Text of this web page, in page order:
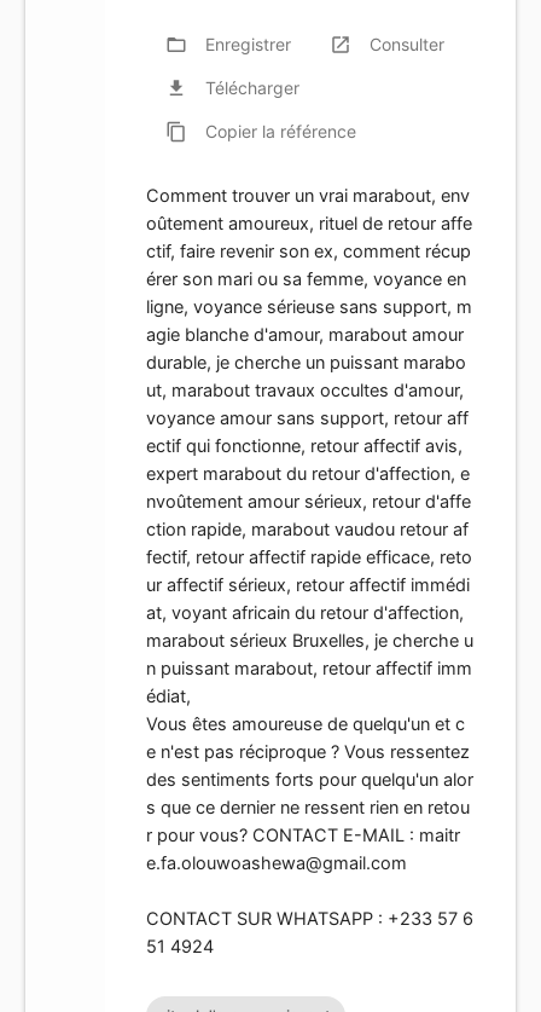
folder_open Enregistrer launch Consulter
file_download Télécharger
content_copy Copier la référence
Comment trouver un vrai marabout, env
oûtement amoureux, rituel de retour affe
ctif, faire revenir son ex, comment récup
érer son mari ou sa femme, voyance en
ligne, voyance sérieuse sans support, m
agie blanche d'amour, marabout amour
durable, je cherche un puissant marabo
ut, marabout travaux occultes d'amour,
voyance amour sans support, retour aff
ectif qui fonctionne, retour affectif avis,
expert marabout du retour d'affection, e
nvoûtement amour sérieux, retour d'affe
ction rapide, marabout vaudou retour af
fectif, retour affectif rapide efficace, reto
ur affectif sérieux, retour affectif immédi
at, voyant africain du retour d'affection,
marabout sérieux Bruxelles, je cherche u
n puissant marabout, retour affectif imm
édiat,
Vous êtes amoureuse de quelqu'un et c
e n'est pas réciproque ? Vous ressentez
des sentiments forts pour quelqu'un alor
s que ce dernier ne ressent rien en retou
r pour vous? CONTACT E-MAIL : maitr
e.fa.olouwoashewa@gmail.com
CONTACT SUR WHATSAPP : +233 57 6
51 4924